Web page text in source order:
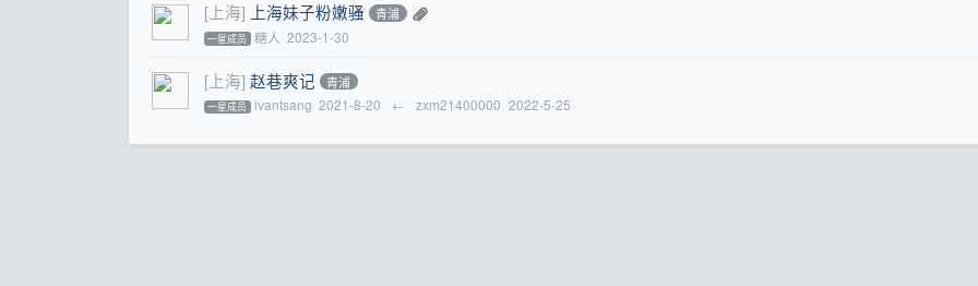
[上海] 上海妹子粉嫩骚 青浦
一星成员 糖人 2023-1-30
[上海] 赵巷爽记 青浦
一星成员 ivantsang 2021-8-20 ← zxm21400000 2022-5-25